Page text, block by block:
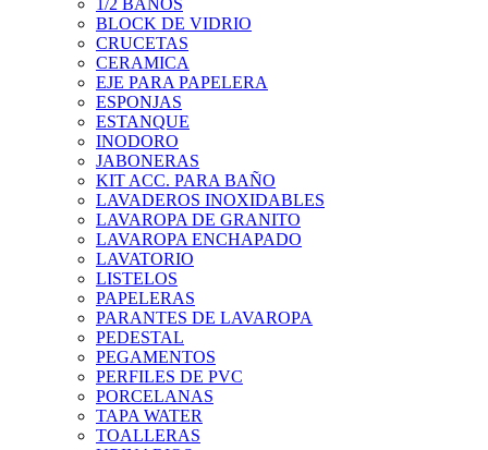
1/2 BAÑOS
BLOCK DE VIDRIO
CRUCETAS
CERAMICA
EJE PARA PAPELERA
ESPONJAS
ESTANQUE
INODORO
JABONERAS
KIT ACC. PARA BAÑO
LAVADEROS INOXIDABLES
LAVAROPA DE GRANITO
LAVAROPA ENCHAPADO
LAVATORIO
LISTELOS
PAPELERAS
PARANTES DE LAVAROPA
PEDESTAL
PEGAMENTOS
PERFILES DE PVC
PORCELANAS
TAPA WATER
TOALLERAS